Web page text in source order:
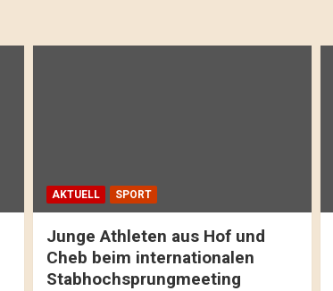
AKTUELL SPORT
Junge Athleten aus Hof und
Cheb beim internationalen
Stabhochsprungmeeting